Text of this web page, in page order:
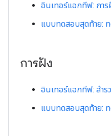
อินเทอร์แอกทีฟ: การ
แบบทดสอบสุดท้าย:
การฝัง
อินเทอร์แอกทีฟ: สำร
แบบทดสอบสุดท้าย: